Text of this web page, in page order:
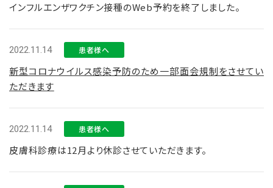
インフルエンザワクチン接種のWeb予約を終了しました。
2022.11.14 患者様へ
新型コロナウイルス感染予防のため一部面会規制をさせてい
ただきます
2022.11.14 患者様へ
皮膚科診療は12月より休診させていただきます。